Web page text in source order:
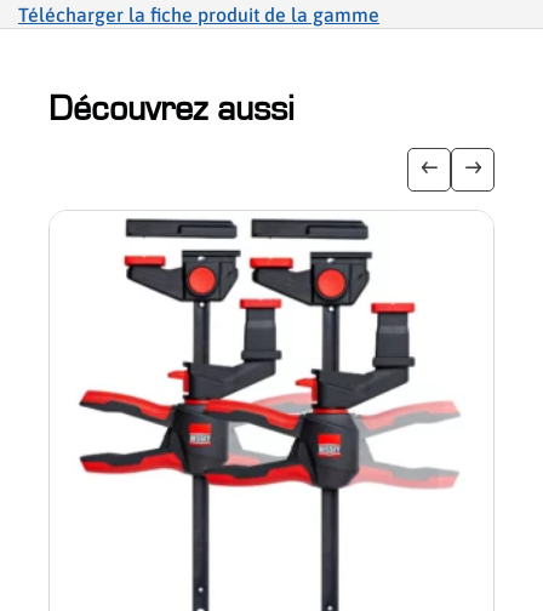
Télécharger la fiche produit de la gamme
Découvrez aussi
Afficher